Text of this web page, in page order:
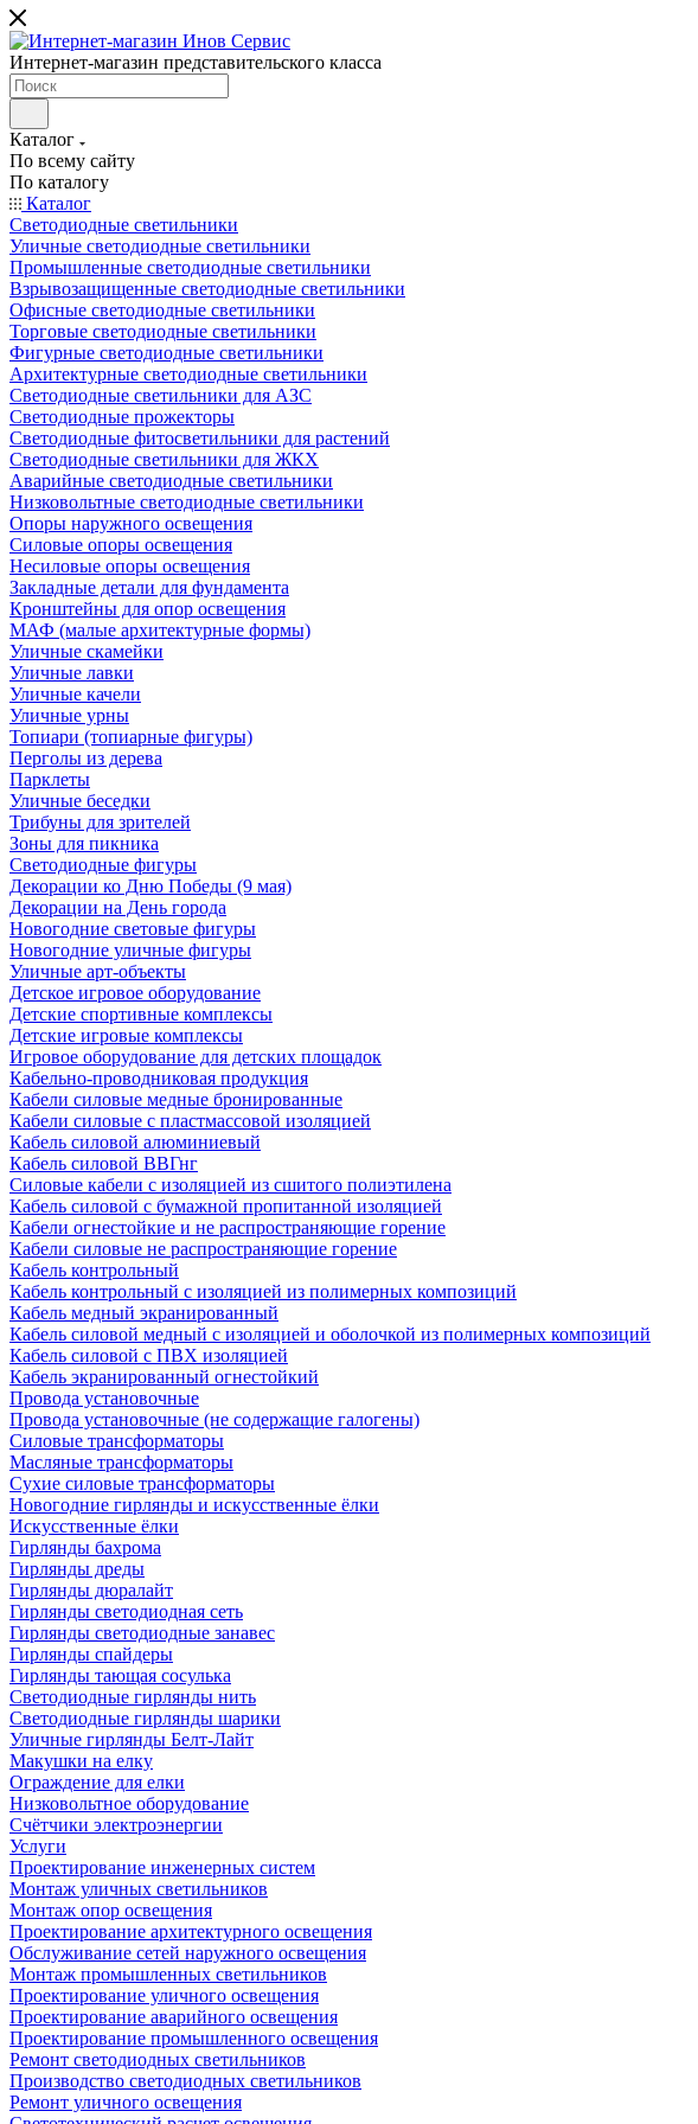
Интернет-магазин представительского класса
Каталог
По всему сайту
По каталогу
Каталог
Светодиодные светильники
Уличные светодиодные светильники
Промышленные светодиодные светильники
Взрывозащищенные светодиодные светильники
Офисные светодиодные светильники
Торговые светодиодные светильники
Фигурные светодиодные светильники
Архитектурные светодиодные светильники
Светодиодные светильники для АЗС
Светодиодные прожекторы
Светодиодные фитосветильники для растений
Светодиодные светильники для ЖКХ
Аварийные светодиодные светильники
Низковольтные светодиодные светильники
Опоры наружного освещения
Силовые опоры освещения
Несиловые опоры освещения
Закладные детали для фундамента
Кронштейны для опор освещения
МАФ (малые архитектурные формы)
Уличные скамейки
Уличные лавки
Уличные качели
Уличные урны
Топиари (топиарные фигуры)
Перголы из дерева
Парклеты
Уличные беседки
Трибуны для зрителей
Зоны для пикника
Светодиодные фигуры
Декорации ко Дню Победы (9 мая)
Декорации на День города
Новогодние световые фигуры
Новогодние уличные фигуры
Уличные арт-объекты
Детское игровое оборудование
Детские спортивные комплексы
Детские игровые комплексы
Игровое оборудование для детских площадок
Кабельно-проводниковая продукция
Кабели силовые медные бронированные
Кабели силовые с пластмассовой изоляцией
Кабель силовой алюминиевый
Кабель силовой ВВГнг
Силовые кабели с изоляцией из сшитого полиэтилена
Кабель силовой с бумажной пропитанной изоляцией
Кабели огнестойкие и не распространяющие горение
Кабели силовые не распространяющие горение
Кабель контрольный
Кабель контрольный с изоляцией из полимерных композиций
Кабель медный экранированный
Кабель силовой медный с изоляцией и оболочкой из полимерных композиций
Кабель силовой с ПВХ изоляцией
Кабель экранированный огнестойкий
Провода установочные
Провода установочные (не содержащие галогены)
Силовые трансформаторы
Масляные трансформаторы
Сухие силовые трансформаторы
Новогодние гирлянды и искусственные ёлки
Искусственные ёлки
Гирлянды бахрома
Гирлянды дреды
Гирлянды дюралайт
Гирлянды светодиодная сеть
Гирлянды светодиодные занавес
Гирлянды спайдеры
Гирлянды тающая сосулька
Светодиодные гирлянды нить
Светодиодные гирлянды шарики
Уличные гирлянды Белт-Лайт
Макушки на елку
Ограждение для елки
Низковольтное оборудование
Счётчики электроэнергии
Услуги
Проектирование инженерных систем
Монтаж уличных светильников
Монтаж опор освещения
Проектирование архитектурного освещения
Обслуживание сетей наружного освещения
Монтаж промышленных светильников
Проектирование уличного освещения
Проектирование аварийного освещения
Проектирование промышленного освещения
Ремонт светодиодных светильников
Производство светодиодных светильников
Ремонт уличного освещения